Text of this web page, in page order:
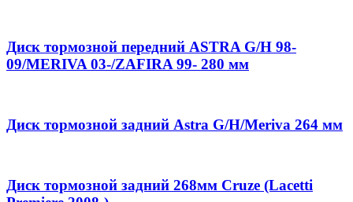
Диск тормозной передний ASTRA G/H 98-
09/MERIVA 03-/ZAFIRA 99- 280 мм
Диск тормозной задний Astra G/H/Meriva 264 мм
Диск тормозной задний 268мм Cruze (Lacetti